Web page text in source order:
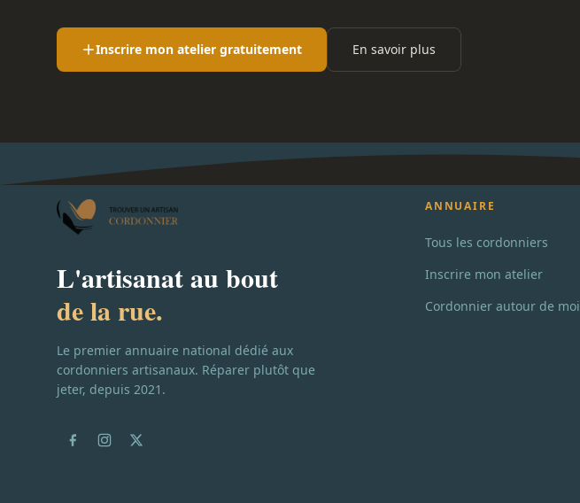
Inscrire mon atelier gratuitement En savoir plus
L'artisanat au bout
de la rue.
Le premier annuaire national dédié aux
cordonniers artisanaux. Réparer plutôt que
jeter, depuis 2021.
ANNUAIRE
Tous les cordonniers
Inscrire mon atelier
Cordonnier autour de moi